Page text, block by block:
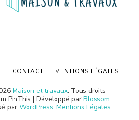
Maison et travaux. Tous droits
PinThis | Développé par Blossom
par WordPress. Mentions Légales
CONTACT MENTIONS LÉGALES